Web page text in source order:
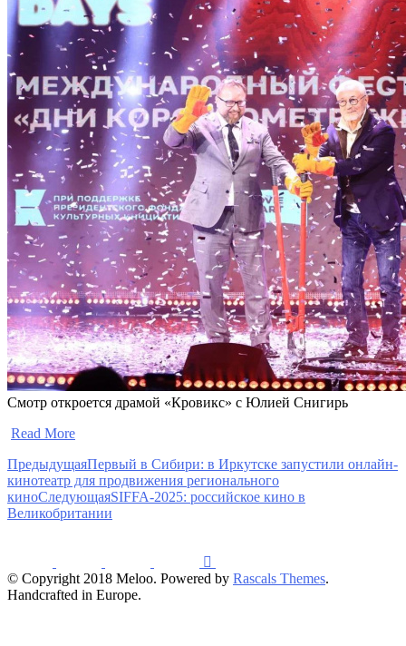
Смотр откроется драмой «Кровикс» с Юлией Снигирь
Read More
ПредыдущаяПервый в Сибири: в Иркутске запустили онлайн-
кинотеатр для продвижения регионального
киноСледующаяSIFFA-2025: российское кино в
Великобритании
© Copyright 2018 Meloo. Powered by Rascals Themes.
Handcrafted in Europe.